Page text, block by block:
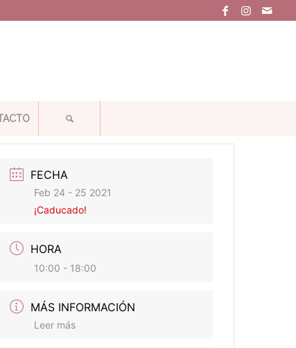
FECHA
Feb 24 - 25 2021
¡Caducado!
HORA
10:00 - 18:00
MÁS INFORMACIÓN
Leer más